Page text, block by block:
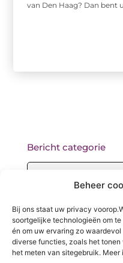
Beheer
Bij ons staat uw privacy
soortgelijke technologieën om
én om uw ervaring zo
diverse functies, zoals het
het meten van sitegebruik. Meer
van Den Haag? Dan bent
Onze informatie
Bericht categorie